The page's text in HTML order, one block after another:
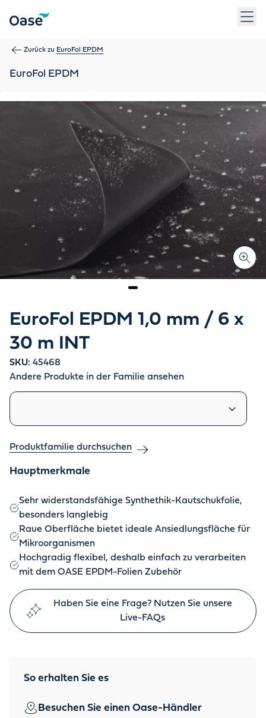
Zurück zu EuroFol EPDM
EuroFol EPDM
EuroFol EPDM 1,0 mm / 6 x
30 m INT
SKU: 45468
Andere Produkte in der Familie ansehen
Ähnliche Produkte
Produktfamilie durchsuchen
Hauptmerkmale
Sehr widerstandsfähige Synthethik-Kautschukfolie,
besonders langlebig
Raue Oberfläche bietet ideale Ansiedlungsfläche für
Mikroorganismen
Hochgradig flexibel, deshalb einfach zu verarbeiten
mit dem OASE EPDM-Folien Zubehör
Haben Sie eine Frage? Nutzen Sie unsere
Live-FAQs
So erhalten Sie es
Besuchen Sie einen Oase-Händler